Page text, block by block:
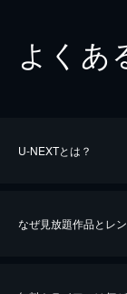
よくあ
U-NEXTとは？
なぜ見放題作品とレ